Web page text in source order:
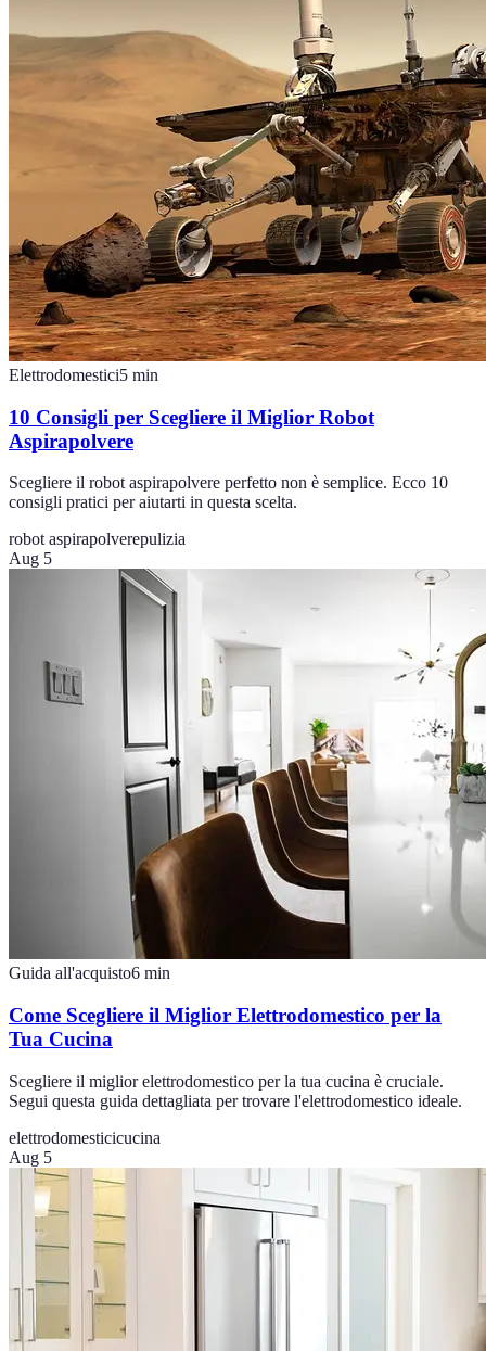
Elettrodomestici5 min
10 Consigli per Scegliere il Miglior Robot
Aspirapolvere
Scegliere il robot aspirapolvere perfetto non è semplice. Ecco 10
consigli pratici per aiutarti in questa scelta.
robot aspirapolverepulizia
Aug 5
Guida all'acquisto6 min
Come Scegliere il Miglior Elettrodomestico per la
Tua Cucina
Scegliere il miglior elettrodomestico per la tua cucina è cruciale.
Segui questa guida dettagliata per trovare l'elettrodomestico ideale.
elettrodomesticicucina
Aug 5